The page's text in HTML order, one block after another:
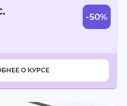
-50%
О КУРСЕ